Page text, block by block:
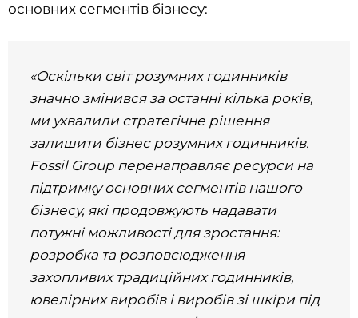
основних сегментів бізнесу:
«Оскільки світ розумних годинників
значно змінився за останні кілька років,
ми ухвалили стратегічне рішення
залишити бізнес розумних годинників.
Fossil Group перенаправляє ресурси на
підтримку основних сегментів нашого
бізнесу, які продовжують надавати
потужні можливості для зростання:
розробка та розповсюдження
захопливих традиційних годинників,
ювелірних виробів і виробів зі шкіри під